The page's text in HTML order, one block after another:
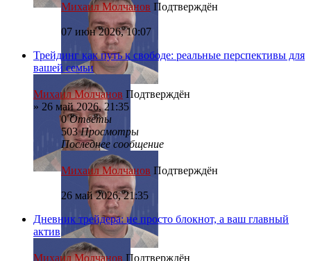
Михаил Молчанов Подтверждён
07 июн 2026, 10:07
Трейдинг как путь к свободе: реальные перспективы для
вашей семьи
Михаил Молчанов Подтверждён
» 26 май 2026, 21:35
0Ответы
503Просмотры
Последнее сообщение
Михаил Молчанов Подтверждён
26 май 2026, 21:35
Дневник трейдера: не просто блокнот, а ваш главный
актив
Михаил Молчанов Подтверждён